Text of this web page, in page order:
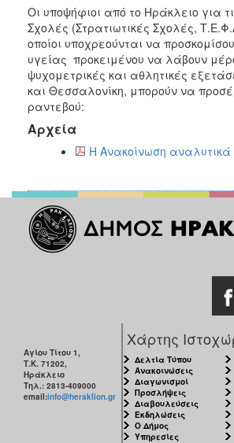
2021
2020
2019
2018
2017
2016
2015
2011
ΑΝΘΕΚΤΙΚΗ
ΠΟΛΗ
Οι υποψήφιοι από το Ηράκλειο για
Σχολές (Στρατιωτικές Σχολές,
οποίοι υποχρεούνται να
υγείας προκειμένου να λάβουν
ψυχομετρικές και αθλητικές
και Θεσσαλονίκη, μπορούν να
ραντεβού:
Αρχεία
Η Ανακοίνωση αναλυτικά
Αγίου Τίτου 1,
Τ.Κ. 71202,
Ηράκλειο
Τηλ.: 2813-409000
email:info@heraklion.gr
Χάρτης
Δελτία Τύπου
Ανακοινώσεις
Διαγωνισμοί
Προσλήψεις
Διαβουλεύσεις
Εκδηλώσεις
Ο Δήμος
Υπηρεσίες